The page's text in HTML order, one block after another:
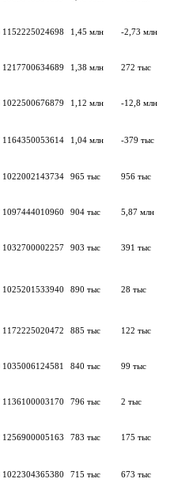
1152225024698 1,45 млн -2,73 млн
1217700634689 1,38 млн 272 тыс
1022500676879 1,12 млн -12,8 млн
1164350053614 1,04 млн -379 тыс
1022002143734 965 тыс 956 тыс
1097444010960 904 тыс 5,87 млн
1032700002257 903 тыс 391 тыс
1025201533940 890 тыс 28 тыс
1172225020472 885 тыс 122 тыс
1035006124581 840 тыс 99 тыс
1136100003170 796 тыс 2 тыс
1256900005163 783 тыс 175 тыс
1022304365380 715 тыс 673 тыс